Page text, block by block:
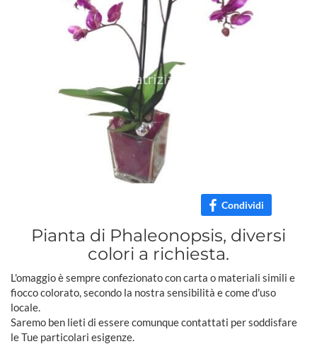
Condividi
Pianta di Phaleonopsis, diversi
colori a richiesta.
L'omaggio è sempre confezionato con carta o materiali simili e
fiocco colorato, secondo la nostra sensibilità e come d'uso
locale.
Saremo ben lieti di essere comunque contattati per soddisfare
le Tue particolari esigenze.